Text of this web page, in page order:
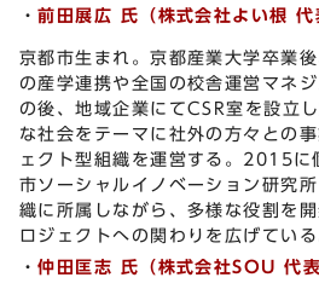
・前田展 広 氏（株式会社よい根 代
京都市生まれ。京都産業大学卒業
の産学連携や全国の校舎運営マネ
の後、地域企業にてCSR室を設立
な社会をテーマに社外の方々との
ェクト型組織を運営する。2015に
市ソーシャルイノベーション研究
織に所属しながら、多様な役割を
ロジェクトへの関わりを広げている
・仲田 匡志 氏（株式会社SOU 代